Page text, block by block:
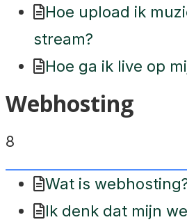
Hoe upload ik
stream?
Hoe ga ik live op
Webhosting
8
Wat is
Ik denk dat mijn